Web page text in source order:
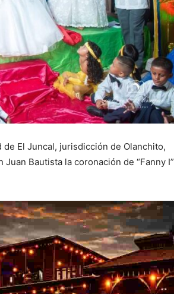
de El Juncal, jurisdicción de Olanchito,
Bautista la coronación de “Fanny I”